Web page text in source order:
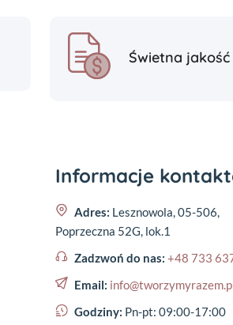
Świetna jakość
Informacje
Adres: Lesznowola, 05-506,
Poprzeczna 52G, lok.1
Zadzwoń do nas: +48 733
Email:
Godziny: Pn-pt: 09:00-17:00